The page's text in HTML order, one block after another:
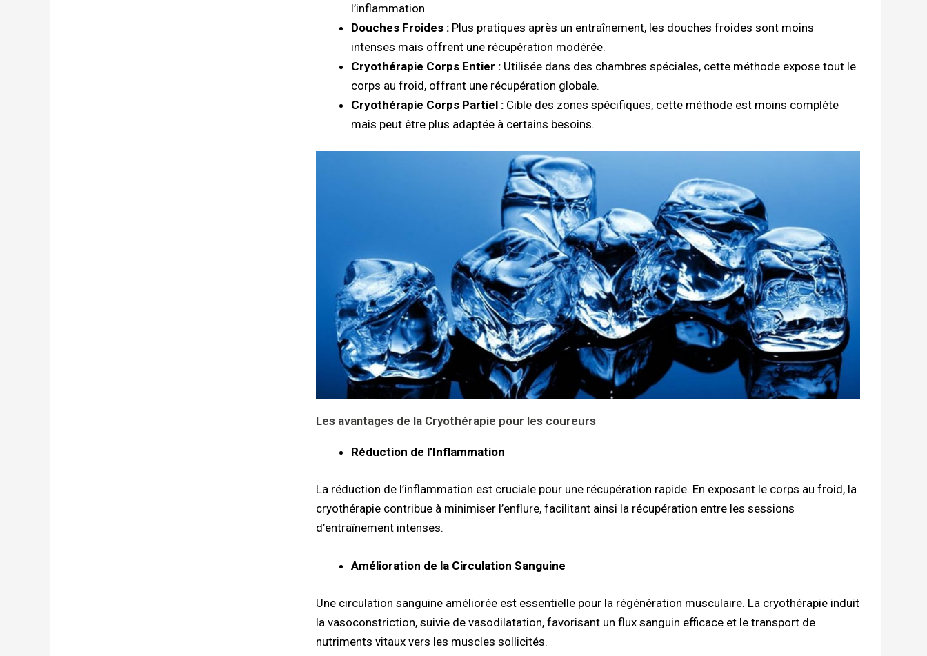
l’inflammation.
Douches Froides :Plus pratiques après un entraînement, les douches froides sont moins
intenses mais offrent une récupération modérée.
Cryothérapie Corps Entier :Utilisée dans des chambres spéciales, cette méthode expose tout le
corps au froid, offrant une récupération globale.
Cryothérapie Corps Partiel :Cible des zones spécifiques, cette méthode est moins complète
mais peut être plus adaptée à certains besoins.
Les avantages de la Cryothérapie pour les coureurs
Réduction de l’Inflammation
La réduction de l’inflammation est cruciale pour une récupération rapide. En exposant le corps au froid, la
cryothérapie contribue à minimiser l’enflure, facilitant ainsi la récupération entre les sessions
d’entraînement intenses.
Amélioration de la Circulation Sanguine
Une circulation sanguine améliorée est essentielle pour la régénération musculaire. La cryothérapie induit
la vasoconstriction, suivie de vasodilatation, favorisant un flux sanguin efficace et le transport de
nutriments vitaux vers les muscles sollicités.